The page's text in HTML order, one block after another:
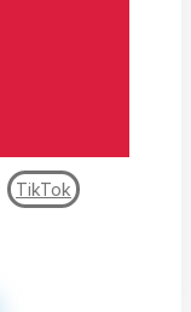
TikTok